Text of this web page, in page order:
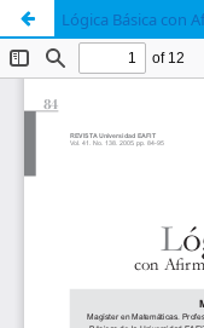
Lógica Básica con